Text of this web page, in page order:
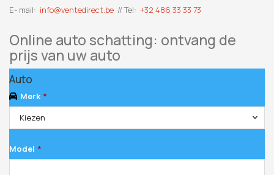
E- mail: info@ventedirect.be // Tel: +32 486 33 33 73
Online auto schatting: ontvang de
prijs van uw auto
Auto
Merk *
Kiezen
Model *